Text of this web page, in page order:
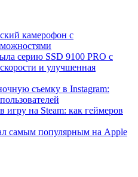
камерофон с
серию SSD 9100 PRO с
и улучшенная
съемку в Instagram:
игру на Steam: как геймеров
самым популярным на Apple